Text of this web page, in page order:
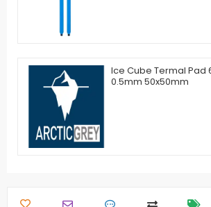
Ice Cube Termal Pad
0.5mm 50x50mm